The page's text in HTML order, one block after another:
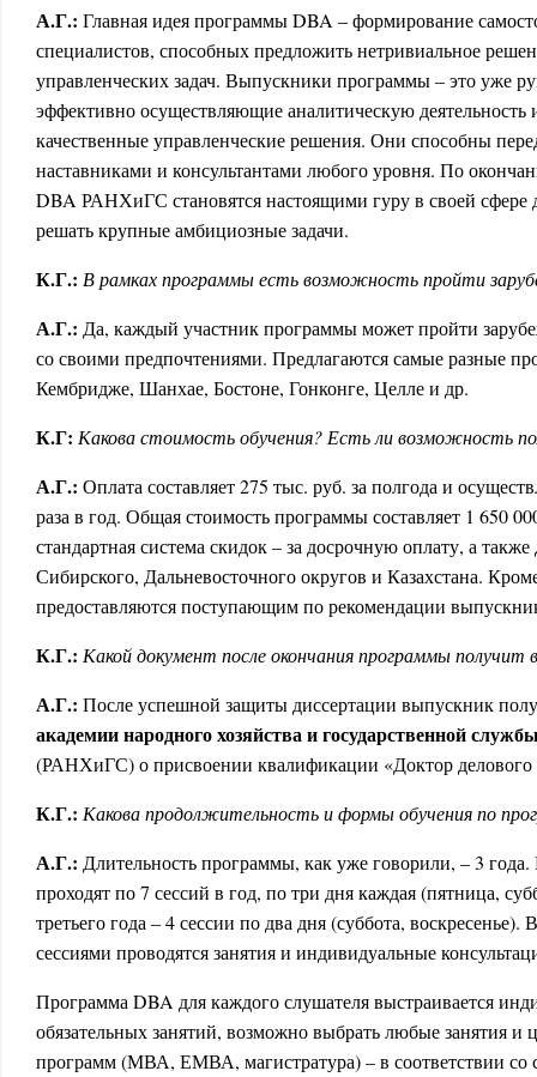
А.Г.: Главная идея программы DBA – формирование
специалистов, способных предложить нетривиальное
управленческих задач. Выпускники программы – это уже
эффективно осуществляющие аналитическую
качественные управленческие решения. Они способны
наставниками и консультантами любого уровня. По
DBA РАНХиГС становятся настоящими гуру в своей сфере
решать крупные амбициозные задачи.
К.Г.: В рамках программыесть возможность пройти
А.Г.: Да, каждый участник программы может пройти
со своими предпочтениями. Предлагаются самые разные
Кембридже, Шанхае, Бостоне, Гонконге, Целле и др.
К.Г: Какова стоимость обучения? Есть ли возможность
А.Г.: Оплата составляет 275 тыс. руб. за полгода и
раза в год. Общая стоимость программы составляет 1 650
стандартная система скидок – за досрочную оплату, а
Сибирского, Дальневосточного округов и Казахстана.
предоставляются поступающим по рекомендации
К.Г.: Какой документ после окончания программы получит
А.Г.: После успешной защиты диссертации выпускник
академии народного хозяйства и государственной
(РАНХиГС) о присвоении квалификации «Доктор
К.Г.: Какова продолжительность и формы обучения по
А.Г.: Длительность программы, как уже говорили, – 3
проходят по 7 сессий в год, по три дня каждая (пятница,
третьего года – 4 сессии по два дня (суббота,
сессиями проводятся занятия и индивидуальные
Программа DBA для каждого слушателя выстраивается
обязательных занятий, возможно выбрать любые занятия и
программ (МВА, ЕМВА, магистратура) – в соответствии со